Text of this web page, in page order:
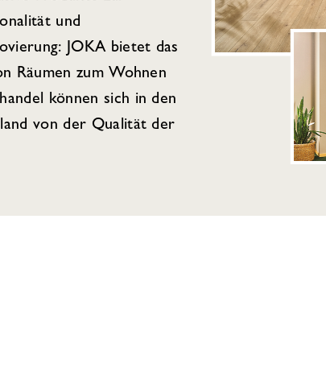
und
JOKA bietet das
Räumen zum Wohnen
können sich in den
von der Qualität der